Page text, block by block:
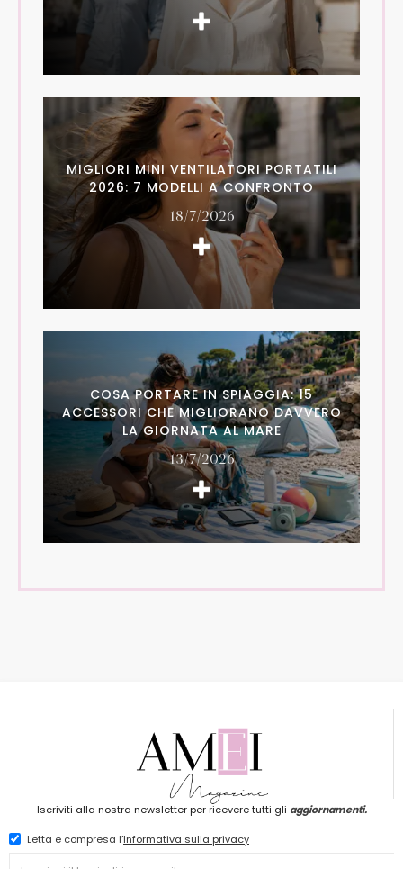
MIGLIORI MINI VENTILATORI PORTATILI
2026: 7 MODELLI A CONFRONTO
18/7/2026
COSA PORTARE IN SPIAGGIA: 15
ACCESSORI CHE MIGLIORANO DAVVERO
LA GIORNATA AL MARE
13/7/2026
Iscriviti alla nostra newsletter per ricevere tutti gli aggiornamenti.
Letta e compresa l’Informativa sulla privacy